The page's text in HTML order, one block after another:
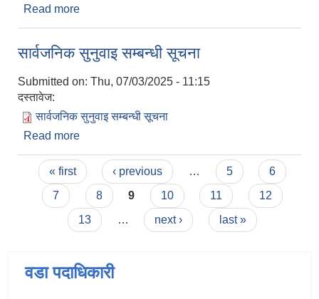
Read more
सार्वजनिक सुनुवाइ सम्बन्धी सूचना
Submitted on: Thu, 07/03/2025 - 11:15
दस्तावेज:
सार्वजनिक सुनुवाइ सम्बन्धी सूचना
Read more
Pages
« first ‹ previous … 5
6
7
8 9 10 11
12
13
… next › last »
वडा पदाधिकारी